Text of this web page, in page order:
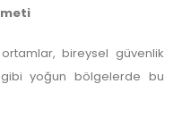
bireysel güvenlik
gibi yoğun bölgelerde bu